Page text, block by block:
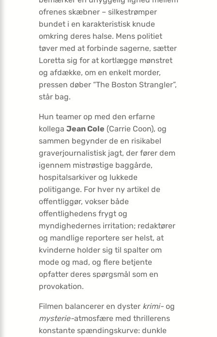
ofrenes skæbner – silkestrømper
bundet i en karakteristisk knude
omkring deres halse. Mens politiet
tøver med at forbinde sagerne, sætter
Loretta sig for at kortlægge mønstret
og afdække, om en enkelt morder,
pressen døber “The Boston Strangler”,
står bag.
Hun teamer op med den erfarne
kollega Jean Cole (Carrie Coon), og
sammen begynder de en risikabel
graver­journalistisk jagt, der fører dem
igennem mistrøstige baggårde,
hospitalsarkiver og lukkede
politigange. For hver ny artikel de
offentliggør, vokser både
offentlighedens frygt og
myndighedernes irritation; redaktører
og mandlige reportere ser helst, at
kvinderne holder sig til spalter om
mode og mad, og flere betjente
opfatter deres spørgsmål som en
provokation.
Filmen balancerer en dyster krimi- og
mysterie-atmosfære med thrillerens
konstante spændingskurve: dunkle